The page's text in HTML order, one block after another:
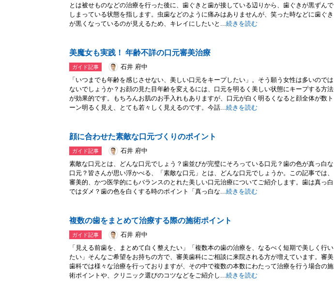
とは被せものなどの治療を行った後に、歯ぐきと歯が接している辺りから、歯ぐきが黒ずんで
しまっている状態を指します。虫歯などのように痛みはありませんが、笑った時などに歯ぐき
が黒くなっているのが見えるため、キレイにしたいと...続きを読む
美魔女も実践！ 年齢不詳の口元審美治療
ガイド記事
石井 府中
「いつまでも年齢を感じさせない、美しい口元をキープしたい」。そう願う女性は多いのでは
ないでしょうか？お顔の見た目年齢を変えるには、口元を明るく美しい状態にキープする方法
が効果的です。もちろんお肌のお手入れもありますが、口元が白く明るくなると顔全体が数ト
ーン明るく見え、とても若々しく見えるのです。今話...続きを読む
顔に合わせた素敵な口元づくりのポイント
ガイド記事
石井 府中
素敵な口元とは、どんな口元でしょう？歯並びが完璧にそろっている口元？歯の色が真っ白な
口元？皆さんが思い浮かべる、「素敵な口元」とは、どんな口元でしょうか。この記事では、
審美的、かつ医学的にもバランスのとれた美しい口元治療についてご紹介します。歯は真っ白
ではダメ？歯の色を白くする時のポイント「真っ白な...続きを読む
複数の歯をまとめて治療する際の施術ポイント
ガイド記事
石井 府中
「見える前歯を、まとめて白く整えたい」「複数本の歯の治療を、なるべく短期で美しく行い
たい」そんなご希望をお持ちの方で、審美歯科にご相談に来院される方が増えています。審美
歯科では様々な治療を行っておりますが、その中で複数の本数にわたって治療を行う場合の施
術ポイントや、クリニック選びのコツなどをご紹介し...続きを読む